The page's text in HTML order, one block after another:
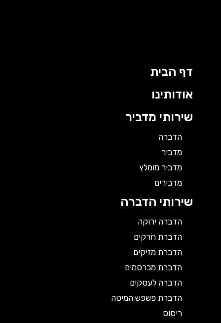
דף הבית
אודותינו
שירותי מדביר
הדברה
מדביר
מדביר מומלץ
מדבירים
שירותי הדברה
הדברה ירוקה
הדברת חרקים
הדברת מזיקים
הדברת מכרסמים
הדברה לעסקים
הדברת פשפש המיטה
ריסוס